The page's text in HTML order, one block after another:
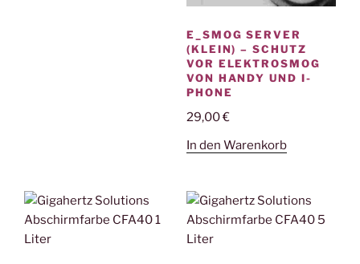
E_SMOG SERVER
(KLEIN) – SCHUTZ
VOR ELEKTROSMOG
VON HANDY UND I-
PHONE
29,00€
In den Warenkorb